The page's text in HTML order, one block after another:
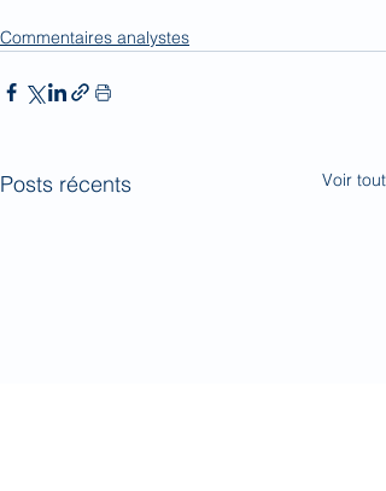
Commentaires analystes
Posts récents Voir tout